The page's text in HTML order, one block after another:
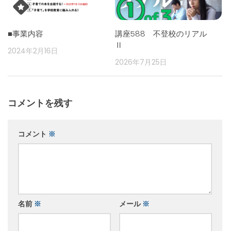
■事業内容
2024年2月16日
講座588 不登校のリアル
Ⅱ
2026年7月25日
コメントを残す
コメント ※
名前 ※ メール ※